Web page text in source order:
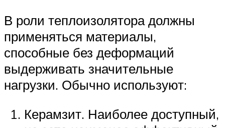
В роли теплоизолятора должны
применяться материалы,
способные без деформаций
выдерживать значительные
нагрузки. Обычно используют:
Керамзит. Наиболее доступный,